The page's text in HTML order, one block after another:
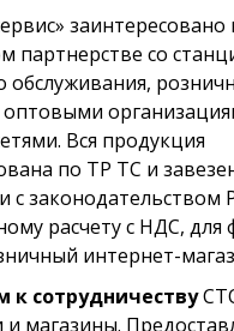
заинтересовано
партнерстве со
обслуживания,
Вся продукция
по ТР ТС и
с законодательством
расчету с НДС, для
интернет-
к сотрудничеству
и магазины.